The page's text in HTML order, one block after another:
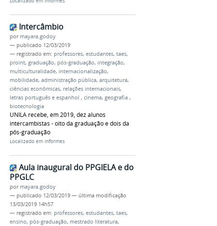
Intercâmbio
por mayara.godoy
— publicado 12/03/2019
— registrado em: professores, estudantes, taes,
proint, graduação, pós-graduação, integração,
multiculturalidade, internacionalização,
mobilidade, administração pública, arquitetura,
ciências econômicas, relações internacionais,
letras português e espanhol , cinema, geografia ,
biotecnologia
UNILA recebe, em 2019, dez alunos
intercambistas - oito da graduação e dois da
pós-graduação
Localizado em Informes
Aula inaugural do PPGIELA e do
PPGLC
por mayara.godoy
— publicado 12/03/2019 — última modificação
13/03/2019 14h57
— registrado em: professores, estudantes, taes,
ensino, pós-graduação, mestrado literatura,